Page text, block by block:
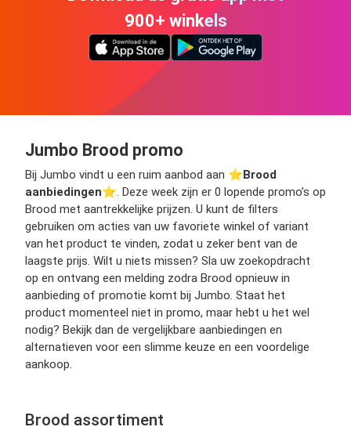
900+ winkels
Jumbo Brood promo
Bij Jumbo vindt u een ruim aanbod aan ⭐️ Brood
aanbiedingen⭐️. Deze week zijn er 0 lopende promo’s op
Brood met aantrekkelijke prijzen. U kunt de filters
gebruiken om acties van uw favoriete winkel of variant
van het product te vinden, zodat u zeker bent van de
laagste prijs. Wilt u niets missen? Sla uw zoekopdracht
op en ontvang een melding zodra Brood opnieuw in
aanbieding of promotie komt bij Jumbo. Staat het
product momenteel niet in promo, maar hebt u het wel
nodig? Bekijk dan de vergelijkbare aanbiedingen en
alternatieven voor een slimme keuze en een voordelige
aankoop.
Brood assortiment